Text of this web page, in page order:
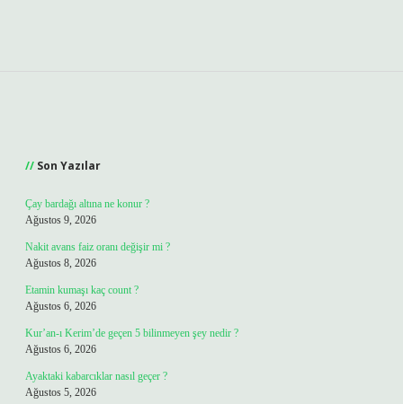
Son Yazılar
Çay bardağı altına ne konur ?
Ağustos 9, 2026
Nakit avans faiz oranı değişir mi ?
Ağustos 8, 2026
Etamin kumaşı kaç count ?
Ağustos 6, 2026
Kur’an-ı Kerim’de geçen 5 bilinmeyen şey nedir ?
Ağustos 6, 2026
Ayaktaki kabarcıklar nasıl geçer ?
Ağustos 5, 2026